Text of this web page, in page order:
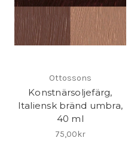
Ottossons
Konstnärsoljefärg,
Italiensk bränd umbra,
40 ml
75,00kr